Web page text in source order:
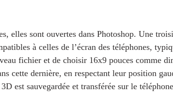
elles sont ouvertes dans Photoshop. Une
à celles de l’écran des téléphones,
fichier et de choisir 16x9 pouces comme
cette dernière, en respectant leur position
est sauvegardée et transférée sur le